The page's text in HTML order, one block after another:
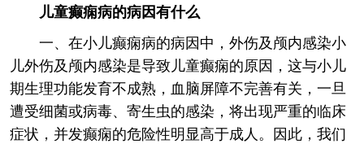
儿童癫痫病的病因有什么
一、在小儿癫痫病的病因中，外伤及颅内感染小
儿外伤及颅内感染是导致儿童癫痫的原因，这与小儿
期生理功能发育不成熟，血脑屏障不完善有关，一旦
遭受细菌或病毒、寄生虫的感染，将出现严重的临床
症状，并发癫痫的危险性明显高于成人。因此，我们